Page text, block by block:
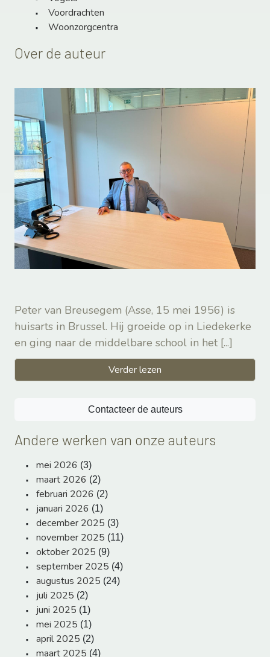
Voordrachten
Woonzorgcentra
Over de auteur
Peter van Breusegem (Asse, 15 mei 1956) is
huisarts in Brussel. Hij groeide op in Liedekerke
en ging naar de middelbare school in het [...]
Verder lezen
Contacteer de auteurs
Andere werken van onze auteurs
mei 2026 (3)
maart 2026 (2)
februari 2026 (2)
januari 2026 (1)
december 2025 (3)
november 2025 (11)
oktober 2025 (9)
september 2025 (4)
augustus 2025 (24)
juli 2025 (2)
juni 2025 (1)
mei 2025 (1)
april 2025 (2)
maart 2025 (4)